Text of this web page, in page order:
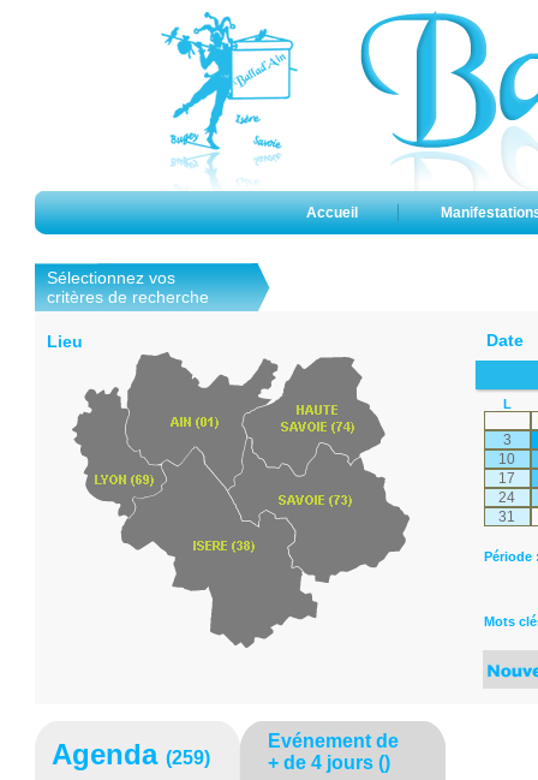
Accueil
Sélectionnez vos
critères de recherche
Lieu Date
L
3
10
17
24
31
Mots
Agenda (259)
Evénement de
+ de 4 jours ()